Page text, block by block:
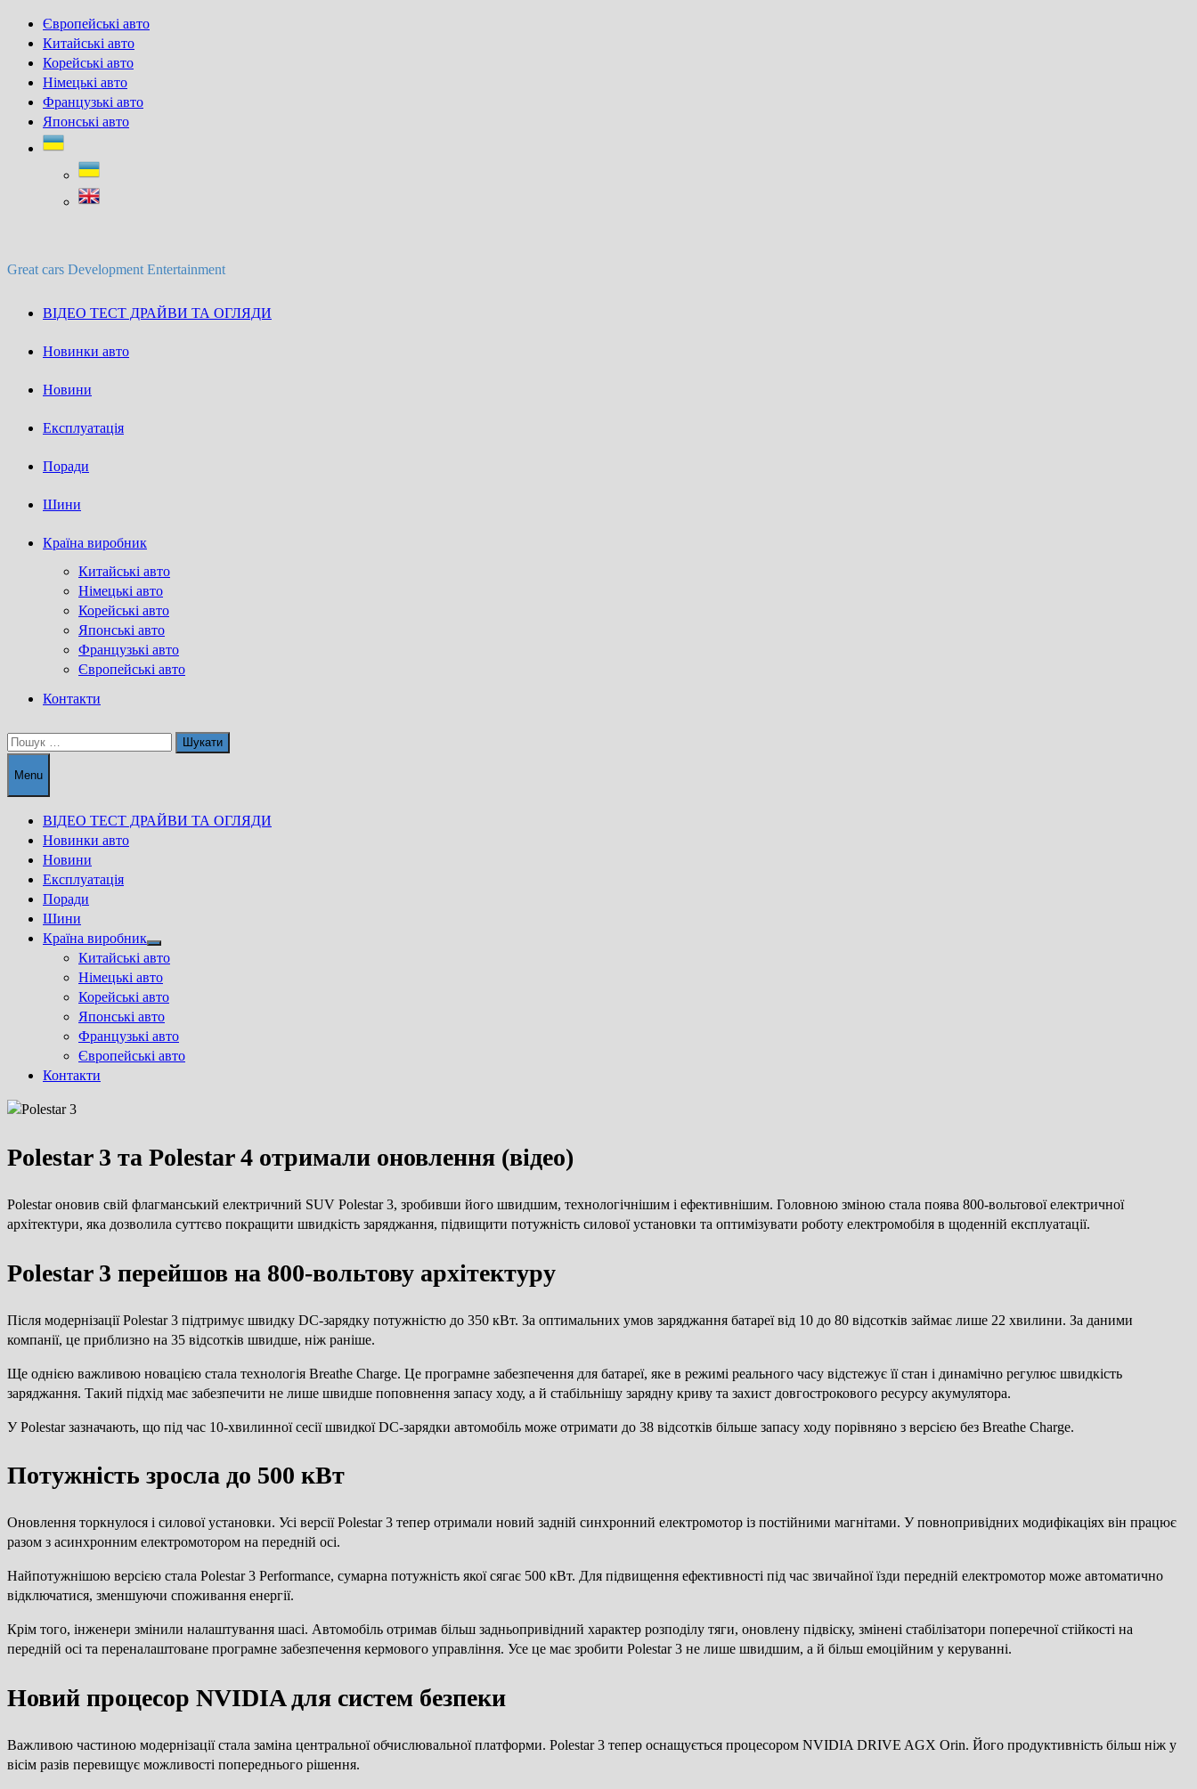
Skip
content
Європейські авто
Китайські авто
Корейські авто
Німецькі авто
Французькі авто
Японські авто
Great cars Development Entertainment
ВІДЕО ТЕСТ ДРАЙВИ ТА ОГЛЯДИ
Новинки авто
Новини
Експлуатація
Поради
Шини
Країна виробник
Китайські авто
Німецькі авто
Корейські авто
Японські авто
Французькі авто
Європейські авто
Контакти
Пошук:
Menu
ВІДЕО ТЕСТ ДРАЙВИ ТА ОГЛЯДИ
Новинки авто
Новини
Експлуатація
Поради
Шини
Країна виробник
Show
sub
menu
Китайські авто
Німецькі авто
Корейські авто
Японські авто
Французькі авто
Європейські авто
Контакти
Polestar 3 та Polestar 4 отримали оновлення (відео)
Polestar оновив свій флагманський електричний SUV Polestar 3, зробивши його швидшим, технологічнішим і ефективнішим. Головною зміною стала поява 800-вольтової електричної
архітектури, яка дозволила суттєво покращити швидкість заряджання, підвищити потужність силової установки та оптимізувати роботу електромобіля в щоденній експлуатації.
Polestar 3 перейшов на 800-вольтову архітектуру
Після модернізації Polestar 3 підтримує швидку DC-зарядку потужністю до 350 кВт. За оптимальних умов заряджання батареї від 10 до 80 відсотків займає лише 22 хвилини. За даними
компанії, це приблизно на 35 відсотків швидше, ніж раніше.
Ще однією важливою новацією стала технологія Breathe Charge. Це програмне забезпечення для батареї, яке в режимі реального часу відстежує її стан і динамічно регулює швидкість
заряджання. Такий підхід має забезпечити не лише швидше поповнення запасу ходу, а й стабільнішу зарядну криву та захист довгострокового ресурсу акумулятора.
У Polestar зазначають, що під час 10-хвилинної сесії швидкої DC-зарядки автомобіль може отримати до 38 відсотків більше запасу ходу порівняно з версією без Breathe Charge.
Потужність зросла до 500 кВт
Оновлення торкнулося і силової установки. Усі версії Polestar 3 тепер отримали новий задній синхронний електромотор із постійними магнітами. У повнопривідних модифікаціях він працює
разом з асинхронним електромотором на передній осі.
Найпотужнішою версією стала Polestar 3 Performance, сумарна потужність якої сягає 500 кВт. Для підвищення ефективності під час звичайної їзди передній електромотор може автоматично
відключатися, зменшуючи споживання енергії.
Крім того, інженери змінили налаштування шасі. Автомобіль отримав більш задньопривідний характер розподілу тяги, оновлену підвіску, змінені стабілізатори поперечної стійкості на
передній осі та переналаштоване програмне забезпечення кермового управління. Усе це має зробити Polestar 3 не лише швидшим, а й більш емоційним у керуванні.
Новий процесор NVIDIA для систем безпеки
Важливою частиною модернізації стала заміна центральної обчислювальної платформи. Polestar 3 тепер оснащується процесором NVIDIA DRIVE AGX Orin. Його продуктивність більш ніж у
вісім разів перевищує можливості попереднього рішення.